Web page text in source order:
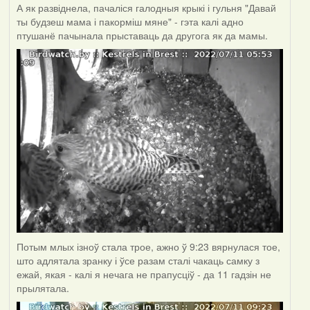
А як развіднела, пачаліся галодныя крыкі і гульня "Давай
ты будзеш мама і пакорміш мяне" - гэта калі адно
птушанё пачынала прыставаць да другога як да мамы.
Потым млых ізноў стала трое, ажно ў 9:23 вярнулася тое,
што адлятала зранку і ўсе разам сталі чакаць самку з
ежай, якая - калі я нечага не прапусціў - да 11 гадзін не
прылятала.